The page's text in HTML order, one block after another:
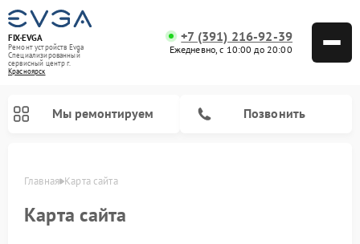
FIX-EVGA
Ремонт устройств Evga
Специализированный
cервисный центр г.
Красноярск
+7 (391) 216-92-39
Ежедневно, с 10:00 до 20:00
Мы ремонтируем Позвонить
Главная Карта сайта
Карта сайта